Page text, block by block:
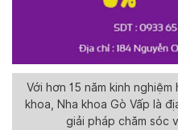
Với hơn 15 năm kinh
khoa, Nha khoa Gò Vấp là
giải pháp chăm sóc